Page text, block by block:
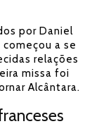
por Daniel
começou a se
relações
missa foi
Alcântara.